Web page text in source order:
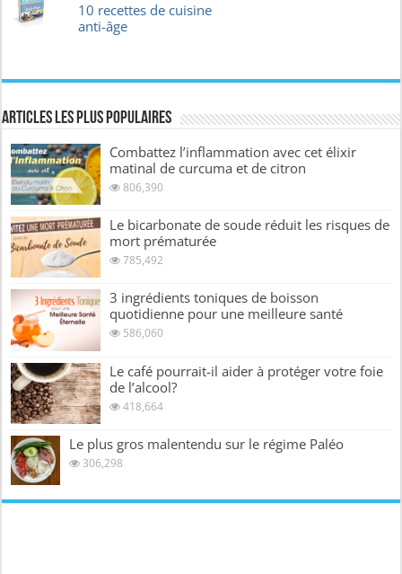
10 recettes de cuisine
anti-âge
Articles les plus Populaires
Combattez l’inflammation avec cet élixir
matinal de curcuma et de citron
806,390
Le bicarbonate de soude réduit les risques de
mort prématurée
785,492
3 ingrédients toniques de boisson
quotidienne pour une meilleure santé
586,060
Le café pourrait-il aider à protéger votre foie
de l’alcool?
418,664
Le plus gros malentendu sur le régime Paléo
306,298